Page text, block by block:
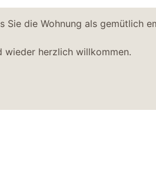
Sie die Wohnung als gemütlich
wieder herzlich willkommen.